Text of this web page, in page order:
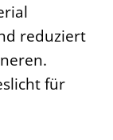
reduziert
für